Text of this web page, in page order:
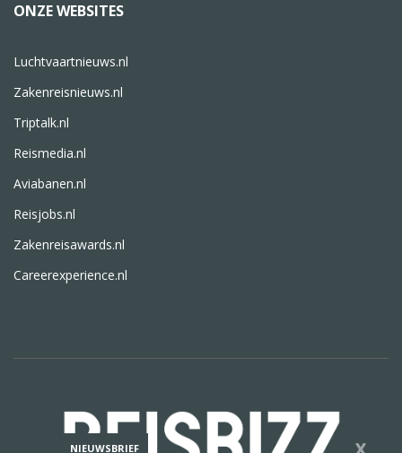
ONZE WEBSITES
Luchtvaartnieuws.nl
Zakenreisnieuws.nl
Triptalk.nl
Reismedia.nl
Aviabanen.nl
Reisjobs.nl
Zakenreisawards.nl
Careerexperience.nl
NIEUWSBRIEF X